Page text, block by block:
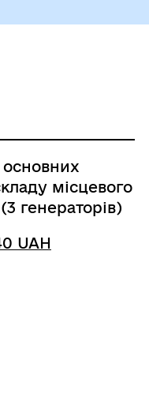
місцевого
генераторів)
UAH